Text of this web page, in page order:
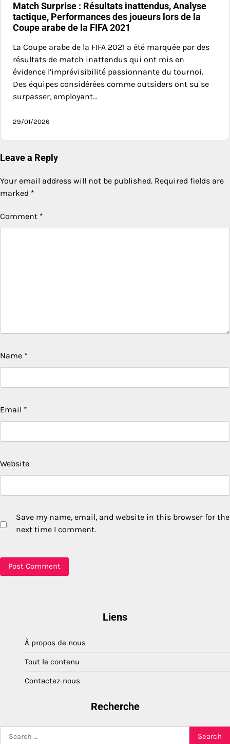
Match Surprise : Résultats inattendus, Analyse
tactique, Performances des joueurs lors de la
Coupe arabe de la FIFA 2021
La Coupe arabe de la FIFA 2021 a été marquée par des
résultats de match inattendus qui ont mis en
évidence l’imprévisibilité passionnante du tournoi.
Des équipes considérées comme outsiders ont su se
surpasser, employant…
29/01/2026
Leave a Reply
Your email address will not be published. Required fields are
marked *
Comment *
Name *
Email *
Website
Save my name, email, and website in this browser for the
next time I comment.
Liens
À propos de nous
Tout le contenu
Contactez-nous
Recherche